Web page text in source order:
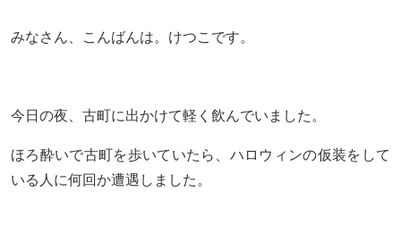
みなさん、こんばんは。けつこです。
今日の夜、古町に出かけて軽く飲んでいました。
ほろ酔いで古町を歩いていたら、ハロウィンの仮装をして
いる人に何回か遭遇しました。